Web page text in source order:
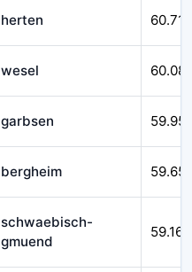
herten 60.710
wesel
garbsen
bergheim
schwaebisch-
gmuend
59.166